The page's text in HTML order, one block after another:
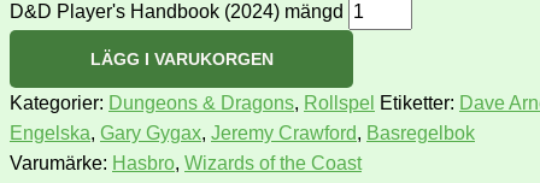
D&D Player's Handbook (2024) mängd
LÄGG I VARUKORGEN
Kategorier: Dungeons & Dragons, Rollspel Etiketter: Dave
Engelska, Gary Gygax, Jeremy Crawford, Basregelbok
Varumärke: Hasbro, Wizards of the Coast